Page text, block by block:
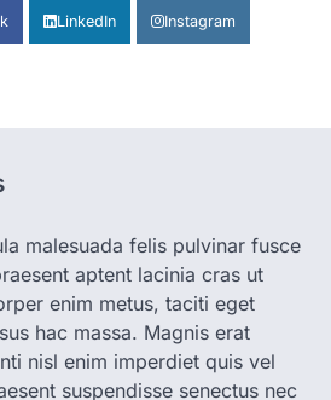
छिपली की दीदियों का कमाल, बकरी
से बढ़ी आय और मजबूत हुआ आत्मविश्वास
की दिशा में जिले के नगरी…
एल्बेंडाजोल
Khabar August 7, 2026
राष्ट्रीय कृमि मुक्ति दिवस भारत सरकार द्वारा
के स्वास्थ्य सुधार के लिए वर्ष…
LinkedIn Instagram
malesuada felis pulvinar fusce
aptent lacinia cras ut
enim metus, taciti eget
hac massa. Magnis erat
nisl enim imperdiet quis vel
suspendisse senectus nec